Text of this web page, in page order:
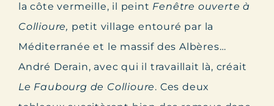
la côte vermeille, il peint Fenêtre ouverte à
Collioure, petit village entouré par la
Méditerranée et le massif des Albères…
André Derain, avec qui il travaillait là, créait
Le Faubourg de Collioure. Ces deux